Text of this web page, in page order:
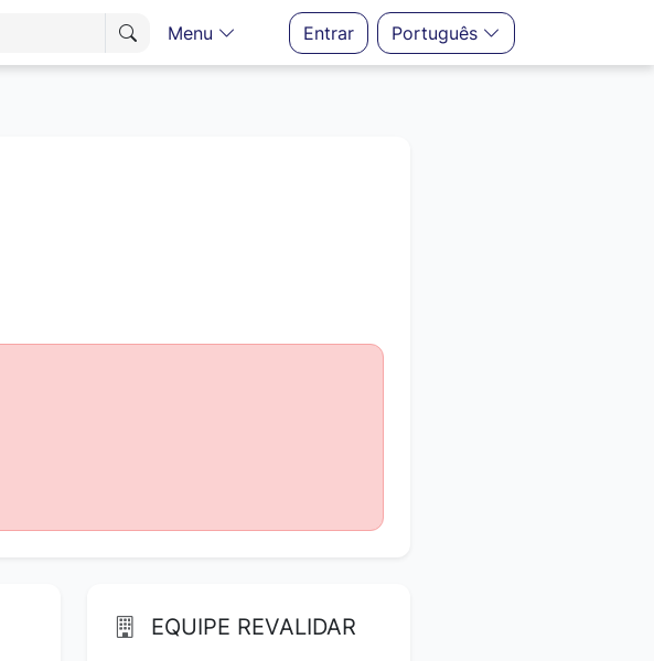
Menu Entrar Português
EQUIPE REVALIDAR